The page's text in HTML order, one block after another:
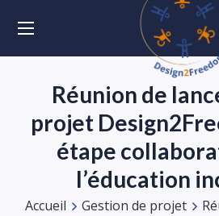
Réunion de
projet
étape
l’éducation
Accueil Gestion de projet